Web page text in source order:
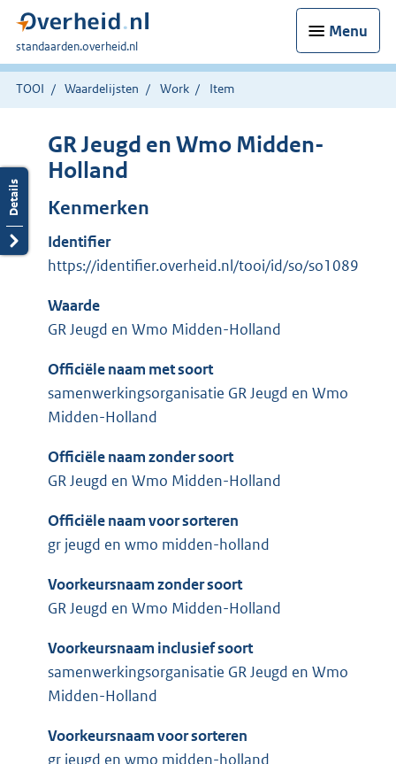
Menu
U
bent
hier:
standaarden.overheid.nl
TOOI Waardelijsten Work Item
GR Jeugd en Wmo Midden-
Holland
Kenmerken
Identifier
https://identifier.overheid.nl/tooi/id/so/so1089
Waarde
GR Jeugd en Wmo Midden-Holland
Officiële naam met soort
samenwerkingsorganisatie GR Jeugd en Wmo
Midden-Holland
Officiële naam zonder soort
GR Jeugd en Wmo Midden-Holland
Officiële naam voor sorteren
gr jeugd en wmo midden-holland
Voorkeursnaam zonder soort
GR Jeugd en Wmo Midden-Holland
Voorkeursnaam inclusief soort
samenwerkingsorganisatie GR Jeugd en Wmo
Midden-Holland
Voorkeursnaam voor sorteren
gr jeugd en wmo midden-holland